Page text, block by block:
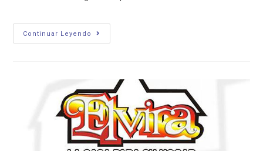
entrada:
Continuar Leyendo
Casa
El